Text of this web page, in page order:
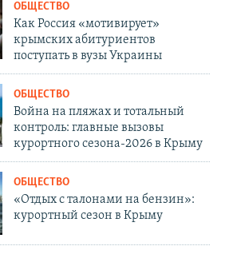
ОБЩЕСТВО
Как Россия «мотивирует»
крымских абитуриентов
поступать в вузы Украины
ОБЩЕСТВО
Война на пляжах и тотальный
контроль: главные вызовы
курортного сезона-2026 в Крыму
ОБЩЕСТВО
«Отдых с талонами на бензин»:
курортный сезон в Крыму